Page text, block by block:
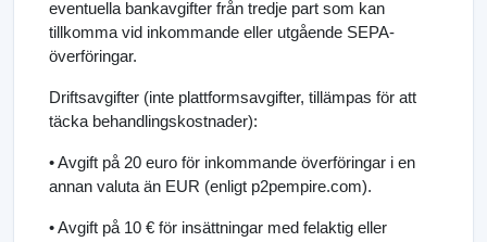
eventuella bankavgifter från tredje part som kan
tillkomma vid inkommande eller utgående SEPA-
överföringar.
Driftsavgifter (inte plattformsavgifter, tillämpas för att
täcka behandlingskostnader):
• Avgift på 20 euro för inkommande överföringar i en
annan valuta än EUR (enligt p2pempire.com).
• Avgift på 10 € för insättningar med felaktig eller